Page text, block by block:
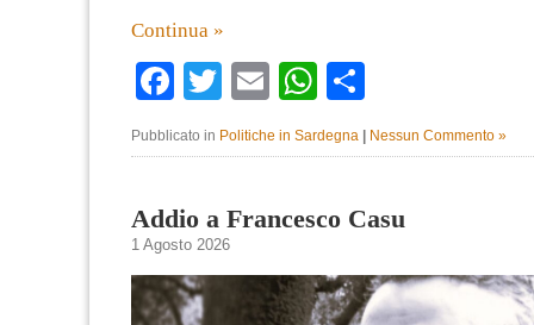
Continua »
Facebook
TwitterEmailWhatsApp
Pubblicato in Politiche in Sardegna Nessun Commento »
Addio a Francesco Casu
1 Agosto 2026